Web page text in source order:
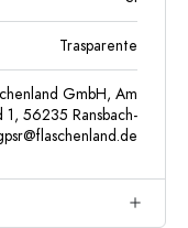
Trasparente
GmbH, Am
1, 56235 Ransbach-